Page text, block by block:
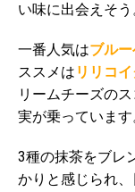
い味に出会えそう
一番人気はブル
ススメは リリコ
リームチーズの
実が乗っています
3種の抹茶をブレ
かりと感じられ